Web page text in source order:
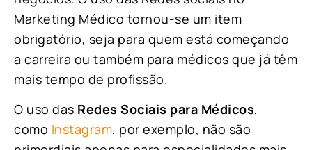
Marketing Médico tornou-se um item
obrigatório, seja para quem está começando
a carreira ou também para médicos que já têm
mais tempo de profissão.
O uso das Redes Sociais para Médicos,
como Instagram, por exemplo, não são